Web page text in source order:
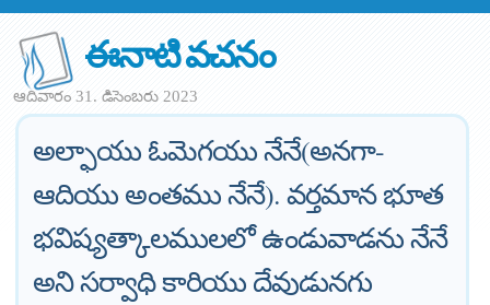
ఈనాటి వచనం
ఆదివారం 31. డిసెంబరు 2023
అల్ఫాయు ఓమెగయు నేనే(అనగా-
ఆదియు అంతము నేనే). వర్తమాన భూత
భవిష్యత్కాలములలో ఉండువాడను నేనే
అని సర్వాధి కారియు దేవుడునగు